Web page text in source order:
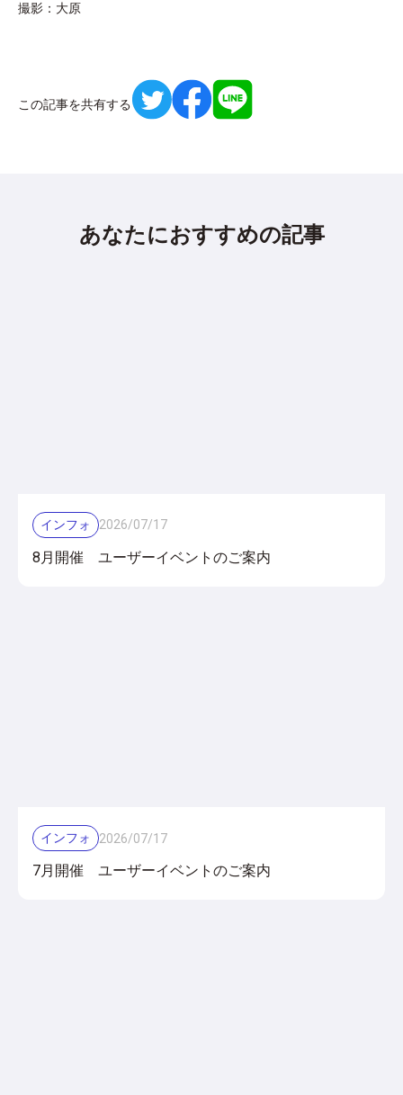
撮影：大原
この記事を共有する
あなたにおすすめの記事
インフォ 2026/07/17
8月開催 ユーザーイベントのご案内
インフォ 2026/07/17
7月開催 ユーザーイベントのご案内